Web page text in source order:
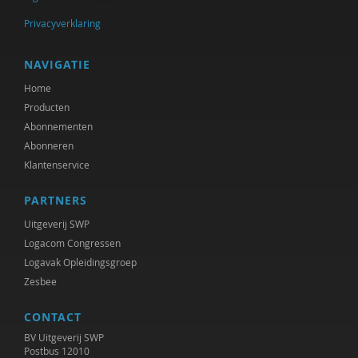
Frits Bolkestein
Antoinette Bolscher
Marij Bontemps-Hommen
Erik Borgman
Marieke Borren
Gustaaf Bos
Michiel Bos
Hielke Bosma
Noortje Bot
Bernice Bovenkerk
Privacyverklaring
NAVIGATIE
Home
Producten
Abonnementen
Abonneren
Klantenservice
PARTNERS
Uitgeverij SWP
Logacom Congressen
Logavak Opleidingsgroep
Zesbee
CONTACT
BV Uitgeverij SWP
Postbus 12010